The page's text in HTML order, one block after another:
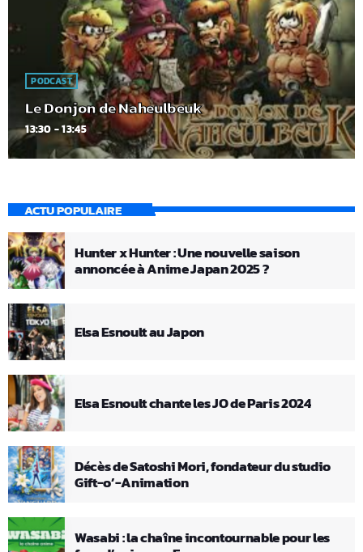
PODCAST
Le Donjon de Naheulbeuk
13:30 - 13:45
ACTU POPULAIRE
Hunter x Hunter : Une nouvelle saison
annoncée à Anime Japan 2025 ?
Elsa Esnoult au Japon
Elsa Esnoult chante les JO de Paris 2024
Décès de Satoshi Mori, fondateur du studio
Gift-o’-Animation
Wasabi : la chaîne incontournable pour les